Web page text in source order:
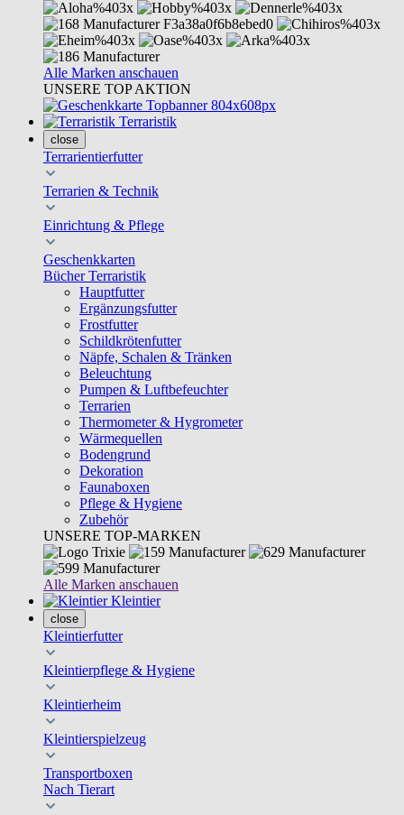
Alle Marken anschauen
UNSERE TOP AKTION
Terraristik
close
Terrarientierfutter
Terrarien & Technik
Einrichtung & Pflege
Geschenkkarten
Bücher Terraristik
Hauptfutter
Ergänzungsfutter
Frostfutter
Schildkrötenfutter
Näpfe, Schalen & Tränken
Beleuchtung
Pumpen & Luftbefeuchter
Terrarien
Thermometer & Hygrometer
Wärmequellen
Bodengrund
Dekoration
Faunaboxen
Pflege & Hygiene
Zubehör
UNSERE TOP-MARKEN
Alle Marken anschauen
Kleintier
close
Kleintierfutter
Kleintierpflege & Hygiene
Kleintierheim
Kleintierspielzeug
Transportboxen
Nach Tierart